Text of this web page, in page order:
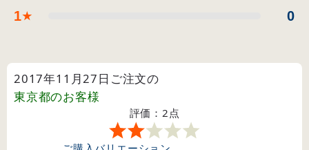
1★ 0
2017年11月27日ご注文の
東京都のお客様
評価：2点